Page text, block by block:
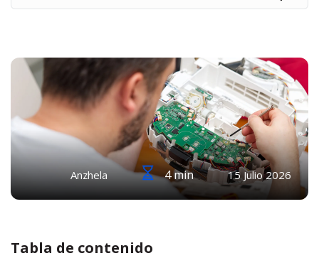
Anzhela 4 min 15 Julio 2026
Tabla de contenido